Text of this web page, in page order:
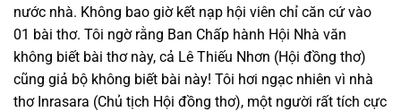
nước nhà. Không bao giờ kết nạp hội viên chỉ căn cứ vào
01 bài thơ. Tôi ngờ rằng Ban Chấp hành Hội Nhà văn
không biết bài thơ này, cả Lê Thiếu Nhơn (Hội đồng thơ)
cũng giả bộ không biết bài này! Tôi hơi ngạc nhiên vì nhà
thơ Inrasara (Chủ tịch Hội đồng thơ), một người rất tích cực